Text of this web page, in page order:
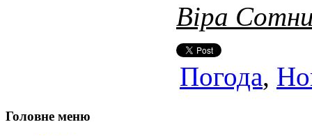
Віра
Погода,
Головне меню